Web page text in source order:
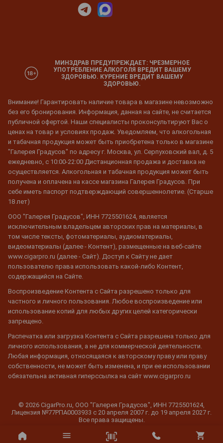
МИНЗДРАВ ПРЕДУПРЕЖДАЕТ: ЧРЕЗМЕРНОЕ
УПОТРЕБЛЕНИЕ АЛКОГОЛЯ ВРЕДИТ ВАШЕМУ
ЗДОРОВЬЮ. КУРЕНИЕ ВРЕДИТ ВАШЕМУ
ЗДОРОВЬЮ.
Внимание! Гарантировать наличие товара в магазине невозможно
без его бронирования. Информация, данная на сайте, не считается
публичной офертой. Наши специалисты проконсультируют Вас о
ценах на товар и условиях продаж. Уведомляем, что алкогольная
и табачная продукция может быть приобретена только в магазине
"Галерея Градусов" по адресу г. Москва, ул. Серпуховский вал, д. 5
ежедневно, с 10:00-22:00 Дистанционная продажа и доставка не
осуществляется. Алкогольная и табачная продукция может быть
получена и оплачена на кассе магазина Галерея Градусов. При
себе иметь паспорт подтверждающий совершеннолетие. (Старше
18 лет)
ООО "Галерея Градусов", ИНН 7725501624, является
исключительным владельцем авторских прав на материалы, в
том числе тексты, фотоматериалы, аудиоматериалы,
видеоматериалы (далее - Контент), размещенные на веб-сайте
www.cigarpro.ru (далее - Сайт). Доступ к Сайту не дает
пользователю права использовать какой-либо Контент,
содержащийся на Сайте.
Воспроизведение Контента с Сайта разрешено только для
частного и личного пользования. Любое воспроизведение или
использование копий для любых других целей категорически
запрещено.
Распечатка или загрузка Контента с Сайта разрешена только для
личного использования, а не для коммерческой деятельности.
Любая информация, относящаяся к авторскому праву или праву
собственности, не может быть изменена, и при ее использовании
обязательна активная гиперссылка на сайт www.cigarpro.ru
© 2026 CigarPro.ru, ООО "Галерея Градусов", ИНН 7725501624,
Лицензия №77РПА0003933 c 20 апреля 2007 г. до 19 апреля 2027 г.
Все права защищены.